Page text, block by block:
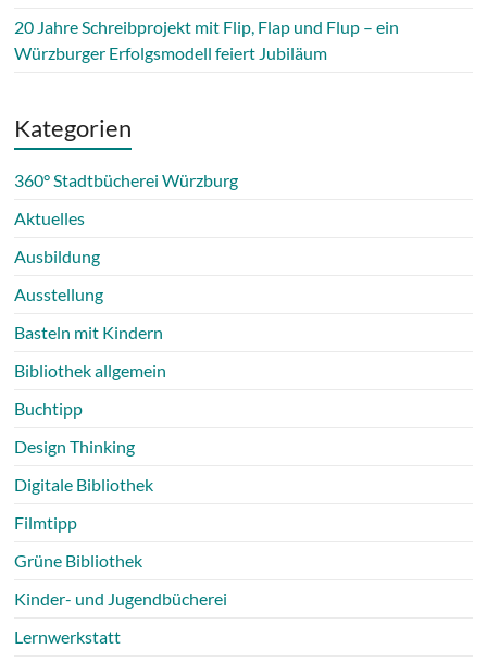
20 Jahre Schreibprojekt mit Flip, Flap und Flup – ein
Würzburger Erfolgsmodell feiert Jubiläum
Kategorien
360° Stadtbücherei Würzburg
Aktuelles
Ausbildung
Ausstellung
Basteln mit Kindern
Bibliothek allgemein
Buchtipp
Design Thinking
Digitale Bibliothek
Filmtipp
Grüne Bibliothek
Kinder- und Jugendbücherei
Lernwerkstatt